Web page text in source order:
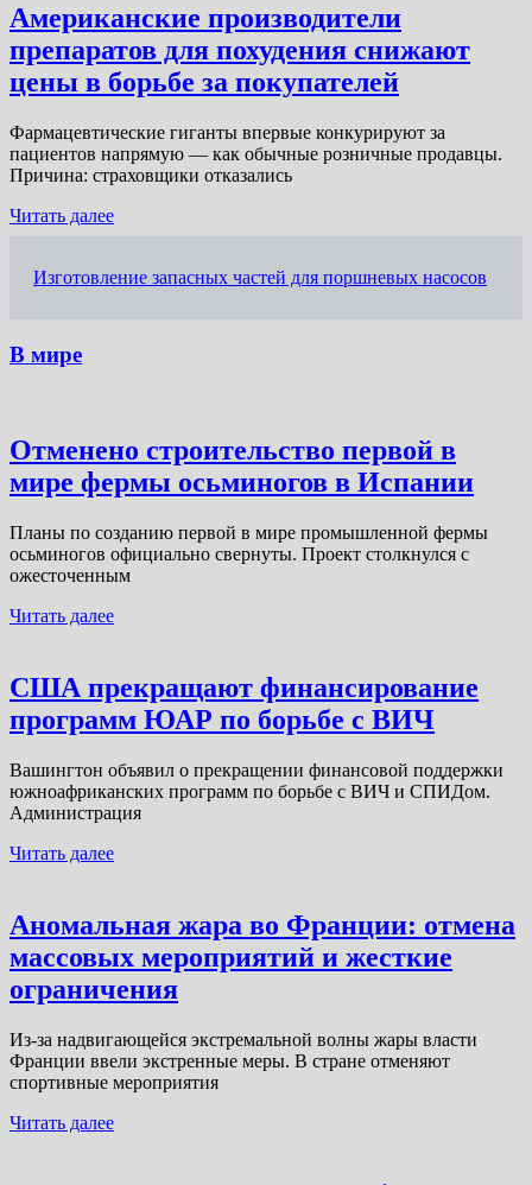
Американские производители
препаратов для похудения снижают
цены в борьбе за покупателей
Фармацевтические гиганты впервые конкурируют за
пациентов напрямую — как обычные розничные продавцы.
Причина: страховщики отказались
Читать далее
Изготовление запасных частей для поршневых насосов
В мире
Отменено строительство первой в
мире фермы осьминогов в Испании
Планы по созданию первой в мире промышленной фермы
осьминогов официально свернуты. Проект столкнулся с
ожесточенным
Читать далее
США прекращают финансирование
программ ЮАР по борьбе с ВИЧ
Вашингтон объявил о прекращении финансовой поддержки
южноафриканских программ по борьбе с ВИЧ и СПИДом.
Администрация
Читать далее
Аномальная жара во Франции: отмена
массовых мероприятий и жесткие
ограничения
Из-за надвигающейся экстремальной волны жары власти
Франции ввели экстренные меры. В стране отменяют
спортивные мероприятия
Читать далее